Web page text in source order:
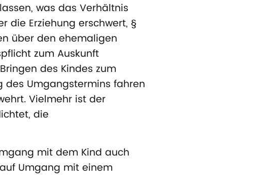
was das Verhältnis
die Erziehung erschwert, §
über den ehemaligen
zum Auskunft
des Kindes zum
des Umgangstermins fahren
Vielmehr ist der
die
mit dem Kind auch
Umgang mit einem